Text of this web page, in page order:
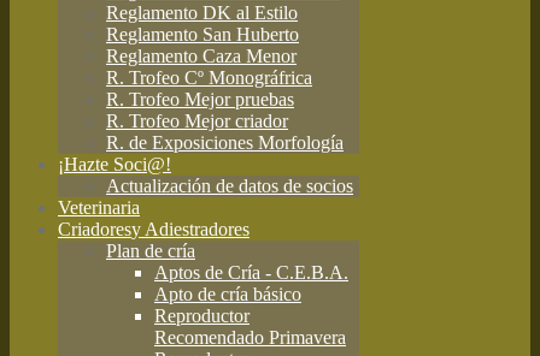
Reglamento DK al Estilo
Reglamento San Huberto
Reglamento Caza Menor
R. Trofeo Cº Monográfrica
R. Trofeo Mejor pruebas
R. Trofeo Mejor criador
R. de Exposiciones Morfología
¡Hazte Soci@!
Actualización de datos de socios
Veterinaria
Criadoresy Adiestradores
Plan de cría
Aptos de Cría - C.E.B.A.
Apto de cría básico
Reproductor
Recomendado Primavera